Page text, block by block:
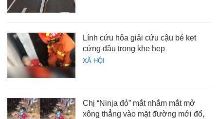
XÃ HỘI
Lính cứu hỏa giải cứu cậu bé kẹt
cứng đầu trong khe hẹp
Chị “Ninja đỏ” mắt nhắm mắt mở
xông thẳng vào mặt đường mới đổ,